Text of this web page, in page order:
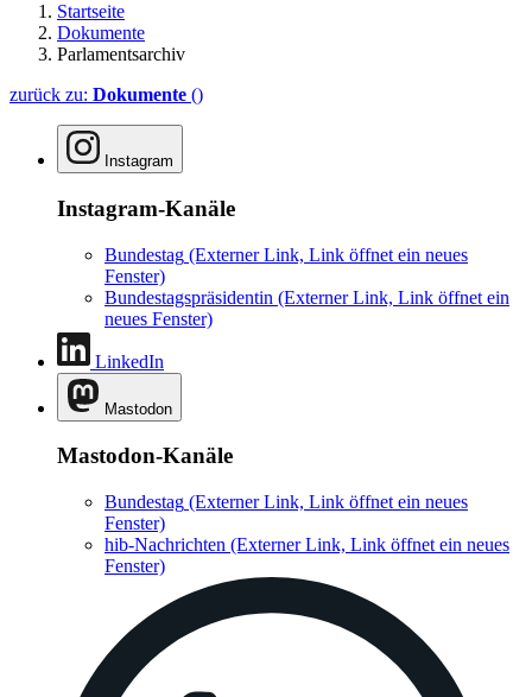
Startseite
Dokumente
Parlamentsarchiv
zurück zu: Dokumente ()
Instagram
Instagram-Kanäle
Bundestag (Externer Link, Link öffnet ein neues
Fenster)
Bundestagspräsidentin (Externer Link, Link öffnet ein
neues Fenster)
LinkedIn
Mastodon
Mastodon-Kanäle
Bundestag (Externer Link, Link öffnet ein neues
Fenster)
hib-Nachrichten (Externer Link, Link öffnet ein neues
Fenster)